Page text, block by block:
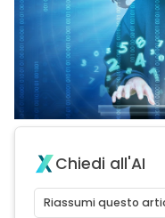
Chiedi all'AI
Riassumi questo